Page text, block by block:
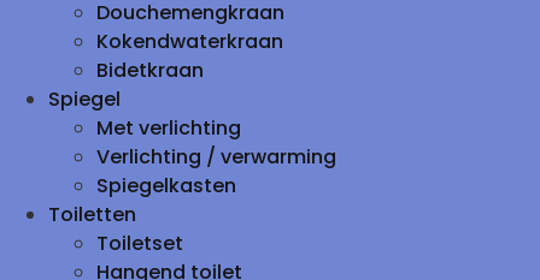
Douchemengkraan
Kokendwaterkraan
Bidetkraan
Spiegel
Met verlichting
Verlichting / verwarming
Spiegelkasten
Toiletten
Toiletset
Hangend toilet